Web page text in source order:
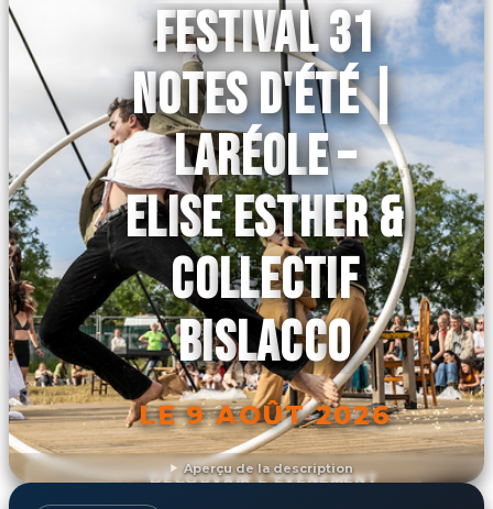
Aperçu de la description
FESTIVAL 31
NOTES D'ÉTÉ |
LARÉOLE –
ELISE ESTHER &
COLLECTIF
BISLACCO
LE 9 AOÛT 2026
DÉCOUVRIR L'ÉVÉNEMENT